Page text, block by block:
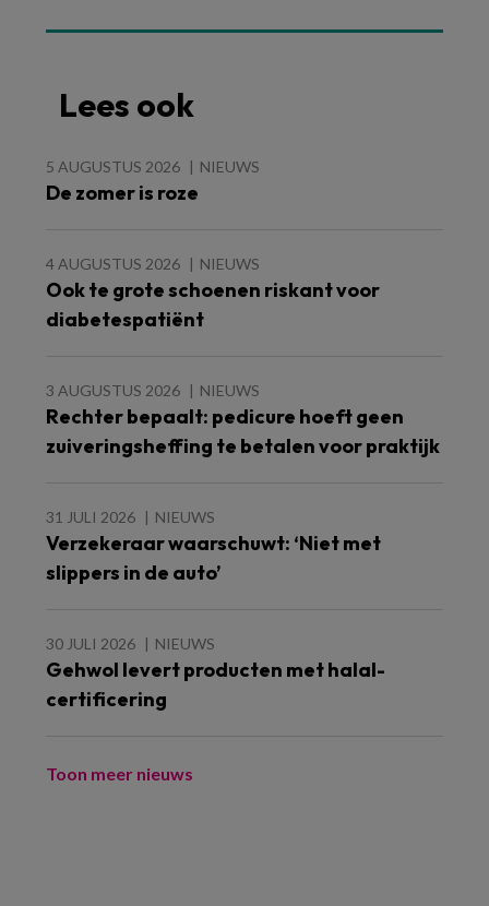
Lees ook
5 AUGUSTUS 2026 NIEUWS
De zomer is roze
4 AUGUSTUS 2026 NIEUWS
Ook te grote schoenen riskant voor
diabetespatiënt
3 AUGUSTUS 2026 NIEUWS
Rechter bepaalt: pedicure hoeft geen
zuiveringsheffing te betalen voor praktijk
31 JULI 2026 NIEUWS
Verzekeraar waarschuwt: ‘Niet met
slippers in de auto’
30 JULI 2026 NIEUWS
Gehwol levert producten met halal-
certificering
Toon meer nieuws